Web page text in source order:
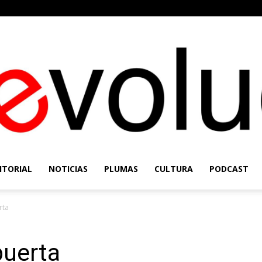
NOTICIAS PLUMAS CULTURA PODCAST